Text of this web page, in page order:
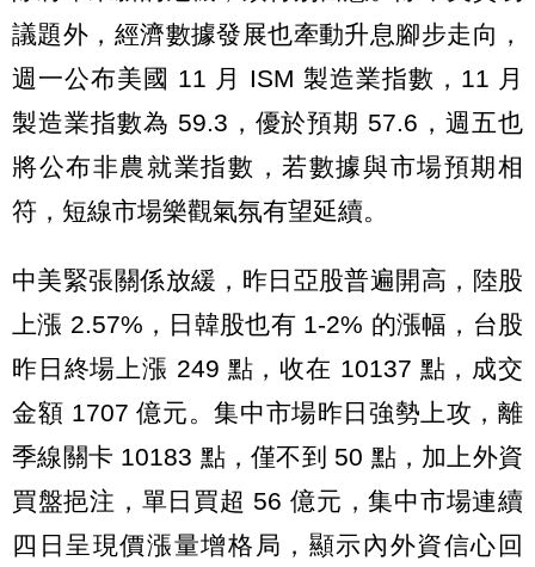
議題外，經濟數據發展也牽動升息腳步走向，
週一公布美國 11 月 ISM 製造業指數，11 月
製造業指數為 59.3，優於預期 57.6，週五也
將公布非農就業指數，若數據與市場預期相
符，短線市場樂觀氣氛有望延續。
中美緊張關係放緩，昨日亞股普遍開高，陸股
上漲 2.57%，日韓股也有 1-2% 的漲幅，台股
昨日終場上漲 249 點，收在 10137 點，成交
金額 1707 億元。集中市場昨日強勢上攻，離
季線關卡 10183 點，僅不到 50 點，加上外資
買盤挹注，單日買超 56 億元，集中市場連續
四日呈現價漲量增格局，顯示內外資信心回